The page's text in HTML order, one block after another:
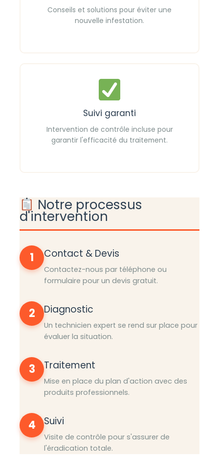
Conseils et solutions pour éviter une
nouvelle infestation.
Suivi garanti
Intervention de contrôle incluse pour
garantir l'efficacité du traitement.
Notre processus
d'intervention
1 Contact & Devis
Contactez-nous par téléphone ou
formulaire pour un devis gratuit.
2 Diagnostic
Un technicien expert se rend sur place pour
évaluer la situation.
3 Traitement
Mise en place du plan d'action avec des
produits professionnels.
4 Suivi
Visite de contrôle pour s'assurer de
l'éradication totale.